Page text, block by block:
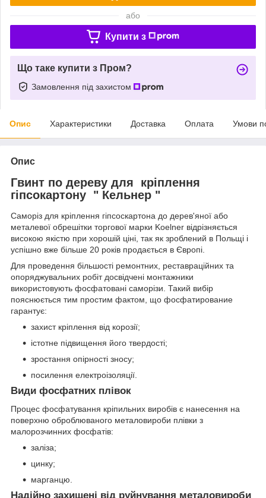
або
Купити з
Що таке купити з Пром?
Замовлення під захистом
Опис Характеристики Доставка Оплата Умови
Опис
Гвинт по дереву для кріплення
гіпсокартону " Кельнер "
Саморіз для кріплення гіпсоскартона до дерев'яної або
металевої обрешітки торгової марки Koelner відрізняється
високою якістю при хорошій ціні, так як зроблений в Польщі і
успішно вже більше 20 років продається в Європі.
Для проведення більшості ремонтних, реставраційних та
опоряджувальних робіт досвідчені монтажники
використовують фосфатовані саморізи. Такий вибір
пояснюється тим простим фактом, що фосфатирование
гарантує:
захист кріплення від корозії;
істотне підвищення його твердості;
зростання опірності зносу;
посилення електроізоляції.
Види фосфатних плівок
Процес фосфатування кріпильних виробів є нанесення на
поверхню оброблюваного металовироби плівки з
малорозчинних фосфатів:
заліза;
цинку;
марганцю.
Надійно захищені від руйнування металовироби